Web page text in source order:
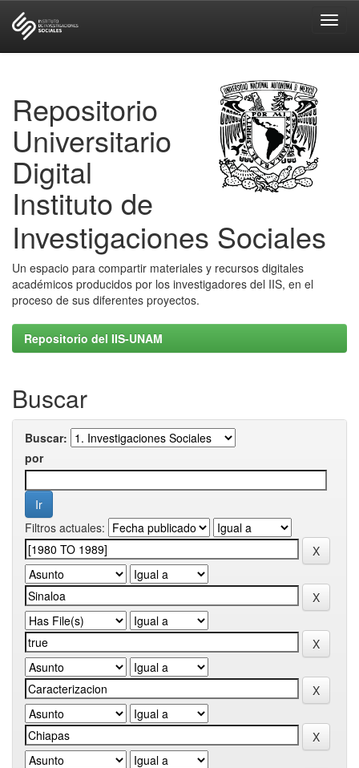
Repositorio
Universitario
Digital
Instituto de
Investigaciones Sociales
Un espacio para compartir materiales y recursos digitales
académicos producidos por los investigadores del IIS, en el
proceso de sus diferentes proyectos.
Repositorio del IIS-UNAM
Buscar
Buscar:
por
Filtros actuales: